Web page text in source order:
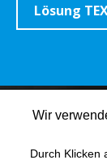
Lösung
Wir
Durch Klicken